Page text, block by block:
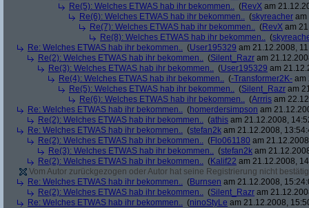
Re(5): Welches ETWAS hab ihr bekommen.. (RevX am
Re(6): Welches ETWAS hab ihr bekommen.. (skyreacher am
Re(7): Welches ETWAS hab ihr bekommen.. (RevX am
Re(8): Welches ETWAS hab ihr bekommen.. (
Re: Welches ETWAS hab ihr bekommen.. (User195329 am 21.12.2008,
Re(2): Welches ETWAS hab ihr bekommen.. (Silent_Razr am
Re(3): Welches ETWAS hab ihr bekommen.. (User195329 am
Re(4): Welches ETWAS hab ihr bekommen.. (-Transformer2K- am
Re(5): Welches ETWAS hab ihr bekommen.. (Silent_Razr am
Re(6): Welches ETWAS hab ihr bekommen.. (Arrris am
Re: Welches ETWAS hab ihr bekommen.. (homerdersimpson am
Re(2): Welches ETWAS hab ihr bekommen.. (athis am 21.12.2008,
Re: Welches ETWAS hab ihr bekommen.. (stefan2k am 21.12.2008,
Re(2): Welches ETWAS hab ihr bekommen.. (Flo061180 am
Re(3): Welches ETWAS hab ihr bekommen.. (stefan2k am
Re(2): Welches ETWAS hab ihr bekommen.. (Kalif22 am 21.12.2008,
Vom Autor zurückgezogen oder Autor hat seine Registrierung nicht
Re: Welches ETWAS hab ihr bekommen.. (Burnsen am 21.12.2008,
Re(2): Welches ETWAS hab ihr bekommen.. (Silent_Razr am
Re: Welches ETWAS hab ihr bekommen.. (ninoStyLe am 21.12.2008,